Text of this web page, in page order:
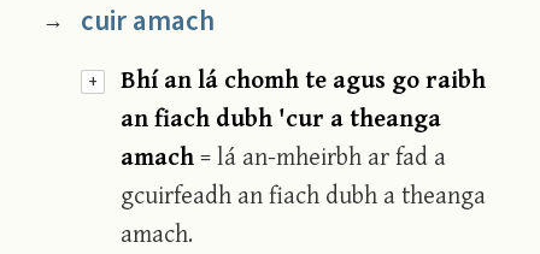
+
→ cuir amach
Bhí an lá chomh te agus go raibh
an fiach dubh 'cur a theanga
amach= lá an-mheirbh ar fad a
gcuirfeadh an fiach dubh a theanga
amach.